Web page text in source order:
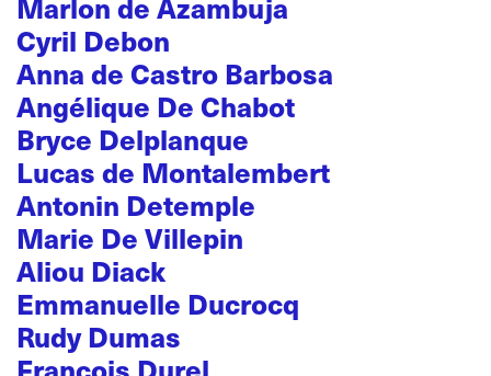
Cyril Debon
Anna de Castro Barbosa
Angélique De Chabot
Bryce Delplanque
Lucas de Montalembert
Antonin Detemple
Marie De Villepin
Aliou Diack
Emmanuelle Ducrocq
Rudy Dumas